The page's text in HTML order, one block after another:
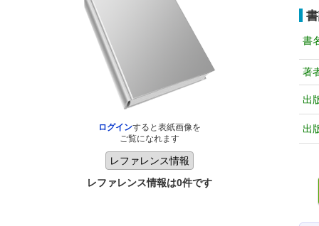
ログインすると表紙画像を
ご覧になれます
レファレンス情報は0件です
書
著
出
出